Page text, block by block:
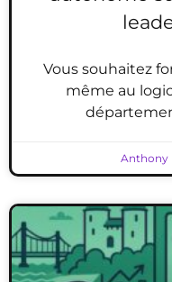
Vous souhaitez
même au
Anthony